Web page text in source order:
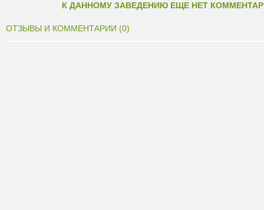
К ДАННОМУ ЗАВЕДЕНИЮ ЕЩЕ НЕТ
ОТЗЫВЫ И КОММЕНТАРИИ (0)